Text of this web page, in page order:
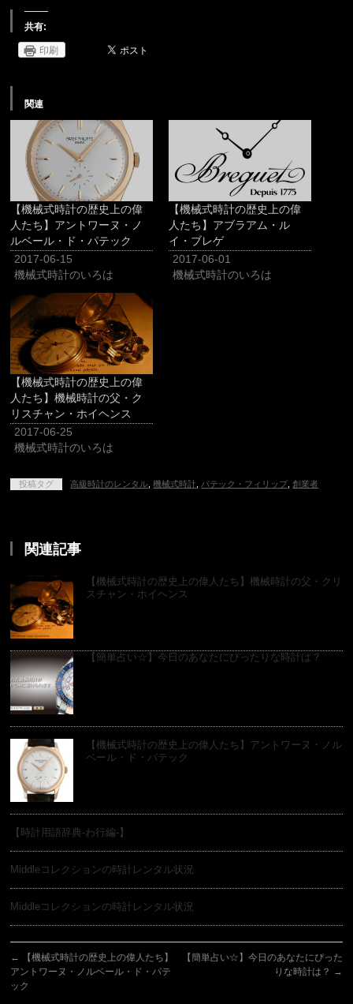
共有:
印刷
関連
【機械式時計の歴史上の偉
人たち】アントワーヌ・ノ
ルベール・ド・パテック
2017-06-15
機械式時計のいろは
【機械式時計の歴史上の偉
人たち】アブラアム・ル
イ・ブレゲ
2017-06-01
機械式時計のいろは
【機械式時計の歴史上の偉
人たち】機械時計の父・ク
リスチャン・ホイヘンス
2017-06-25
機械式時計のいろは
投稿タグ 高級時計のレンタル ,機械式時計 パテック・フィリップ ,創業者
関連記事
【機械式時計の歴史上の偉人たち】機械時計の父・クリ
スチャン・ホイヘンス
【簡単占い☆】今日のあなたにぴったりな時計は？
【機械式時計の歴史上の偉人たち】アントワーヌ・ノル
ベール・ド・パテック
【時計用語辞典-わ行編-】
Middleコレクションの時計レンタル状況
Middleコレクションの時計レンタル状況
←
【機械式時計の歴史上の偉人たち】
アントワーヌ・ノルベール・ド・パテ
ック
【簡単占い☆】今日のあなたにぴった
りな時計は？ →